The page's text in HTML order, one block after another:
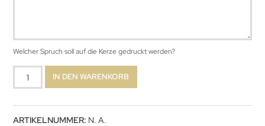
Welcher Spruch soll auf die Kerze gedruckt werden?
Sweetheart
Menge
IN DEN WARENKORB
ARTIKELNUMMER: N. A.